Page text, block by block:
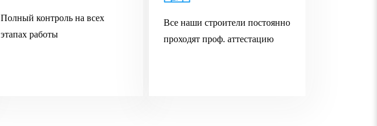
Полный контроль на всех
этапах работы
Все наши строители постоянно
проходят проф. аттестацию